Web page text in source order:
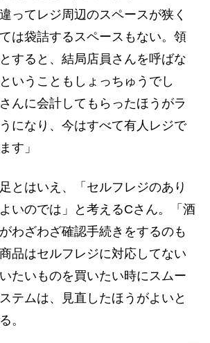
ってレジ周辺のスペースが狭く
は袋詰するスペースもない。領
すると、結局店員さんを呼ばな
いうこともしょっちゅうでし
んに会計してもらったほうがラ
になり、今はすべて有人レジで
す」
とはいえ、「セルフレジのあり
いのでは」と考えるCさん。「酒
わざわざ確認手続きをするのも
品はセルフレジに対応してない
たいものを買いたい時にスムー
テムは、見直したほうがよいと
。